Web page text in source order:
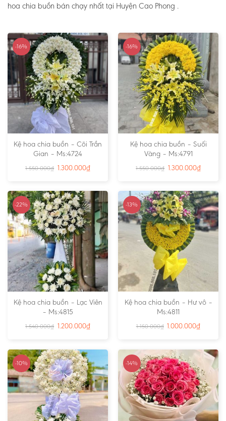
hoa chia buồn bán chạy nhất tại Huyện Cao Phong .
-16%
Kệ hoa chia buồn – Cõi Trần
Gian – Ms:4724
1.550.000₫ 1.300.000₫
-16%
Kệ hoa chia buồn – Suối
Vàng – Ms:4791
1.550.000₫ 1.300.000₫
-22%
Kệ hoa chia buồn – Lạc Viên
– Ms:4815
1.540.000₫ 1.200.000₫
-13%
Kệ hoa chia buồn – Hư vô –
Ms:4811
1.150.000₫ 1.000.000₫
-10% -14%